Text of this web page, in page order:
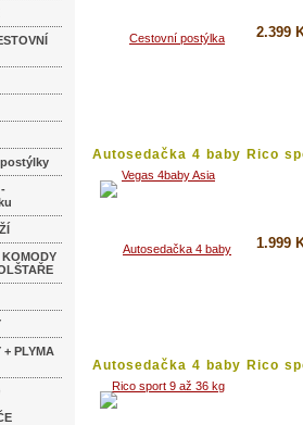
postýlky
+ PLYMA
2.399
Autosedačka 4 baby Rico
1.999
Autosedačka 4 baby Rico
9...